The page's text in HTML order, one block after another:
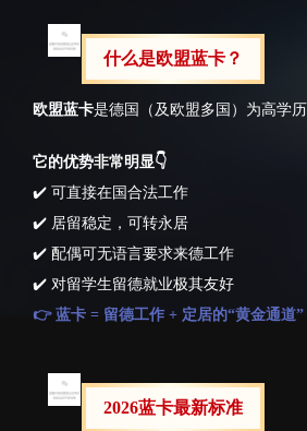
什么是欧盟蓝卡？
欧盟蓝卡是德国（及欧盟多国）为高学
它的优势非常明显👇
✔️ 可直接在国合法工作
✔️ 居留稳定，可转永居
✔️ 配偶可无语言要求来德工作
✔️ 对留学生留德就业极其友好
👉 蓝卡 = 留德工作 + 定居的“黄金通道”
2026蓝卡最新标准